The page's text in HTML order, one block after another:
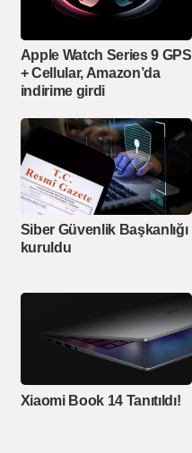
Apple Watch Series 9 GPS
+ Cellular, Amazon’da
indirime girdi
Siber Güvenlik Başkanlığı
kuruldu
Xiaomi Book 14 Tanıtıldı!